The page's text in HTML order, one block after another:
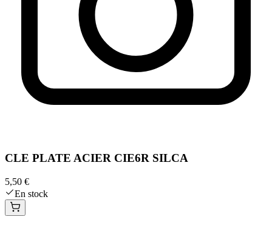
CLE PLATE ACIER CIE6R SILCA
5,50 €
En stock